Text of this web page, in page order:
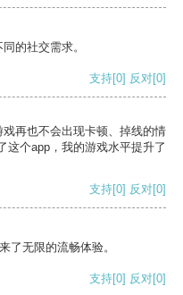
的社交需求。
支持[0] 反对[0]
再也不会出现卡顿、掉线的情
这个app，我的游戏水平提升了
支持[0] 反对[0]
了无限的流畅体验。
支持[0] 反对[0]